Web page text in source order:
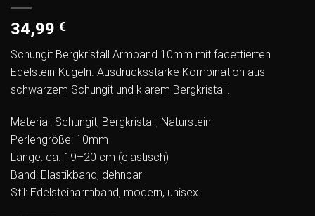
34,99 €
Schungit Bergkristall Armband 10mm mit facettierten
Edelstein-Kugeln. Ausdrucksstarke Kombination aus
schwarzem Schungit und klarem Bergkristall.
Material: Schungit, Bergkristall, Naturstein
Perlengröße: 10mm
Länge: ca. 19–20 cm (elastisch)
Band: Elastikband, dehnbar
Stil: Edelsteinarmband, modern, unisex